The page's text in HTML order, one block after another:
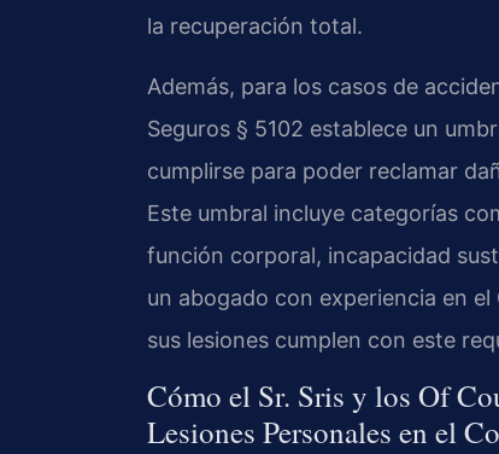
la recuperación total.
Además, para los casos de
Seguros § 5102 establece un
cumplirse para poder reclamar
Este umbral incluye categorías
función corporal, incapacidad
un abogado con experiencia en
sus lesiones cumplen con este
Cómo el Sr. Sris y los Of
Lesiones Personales en el